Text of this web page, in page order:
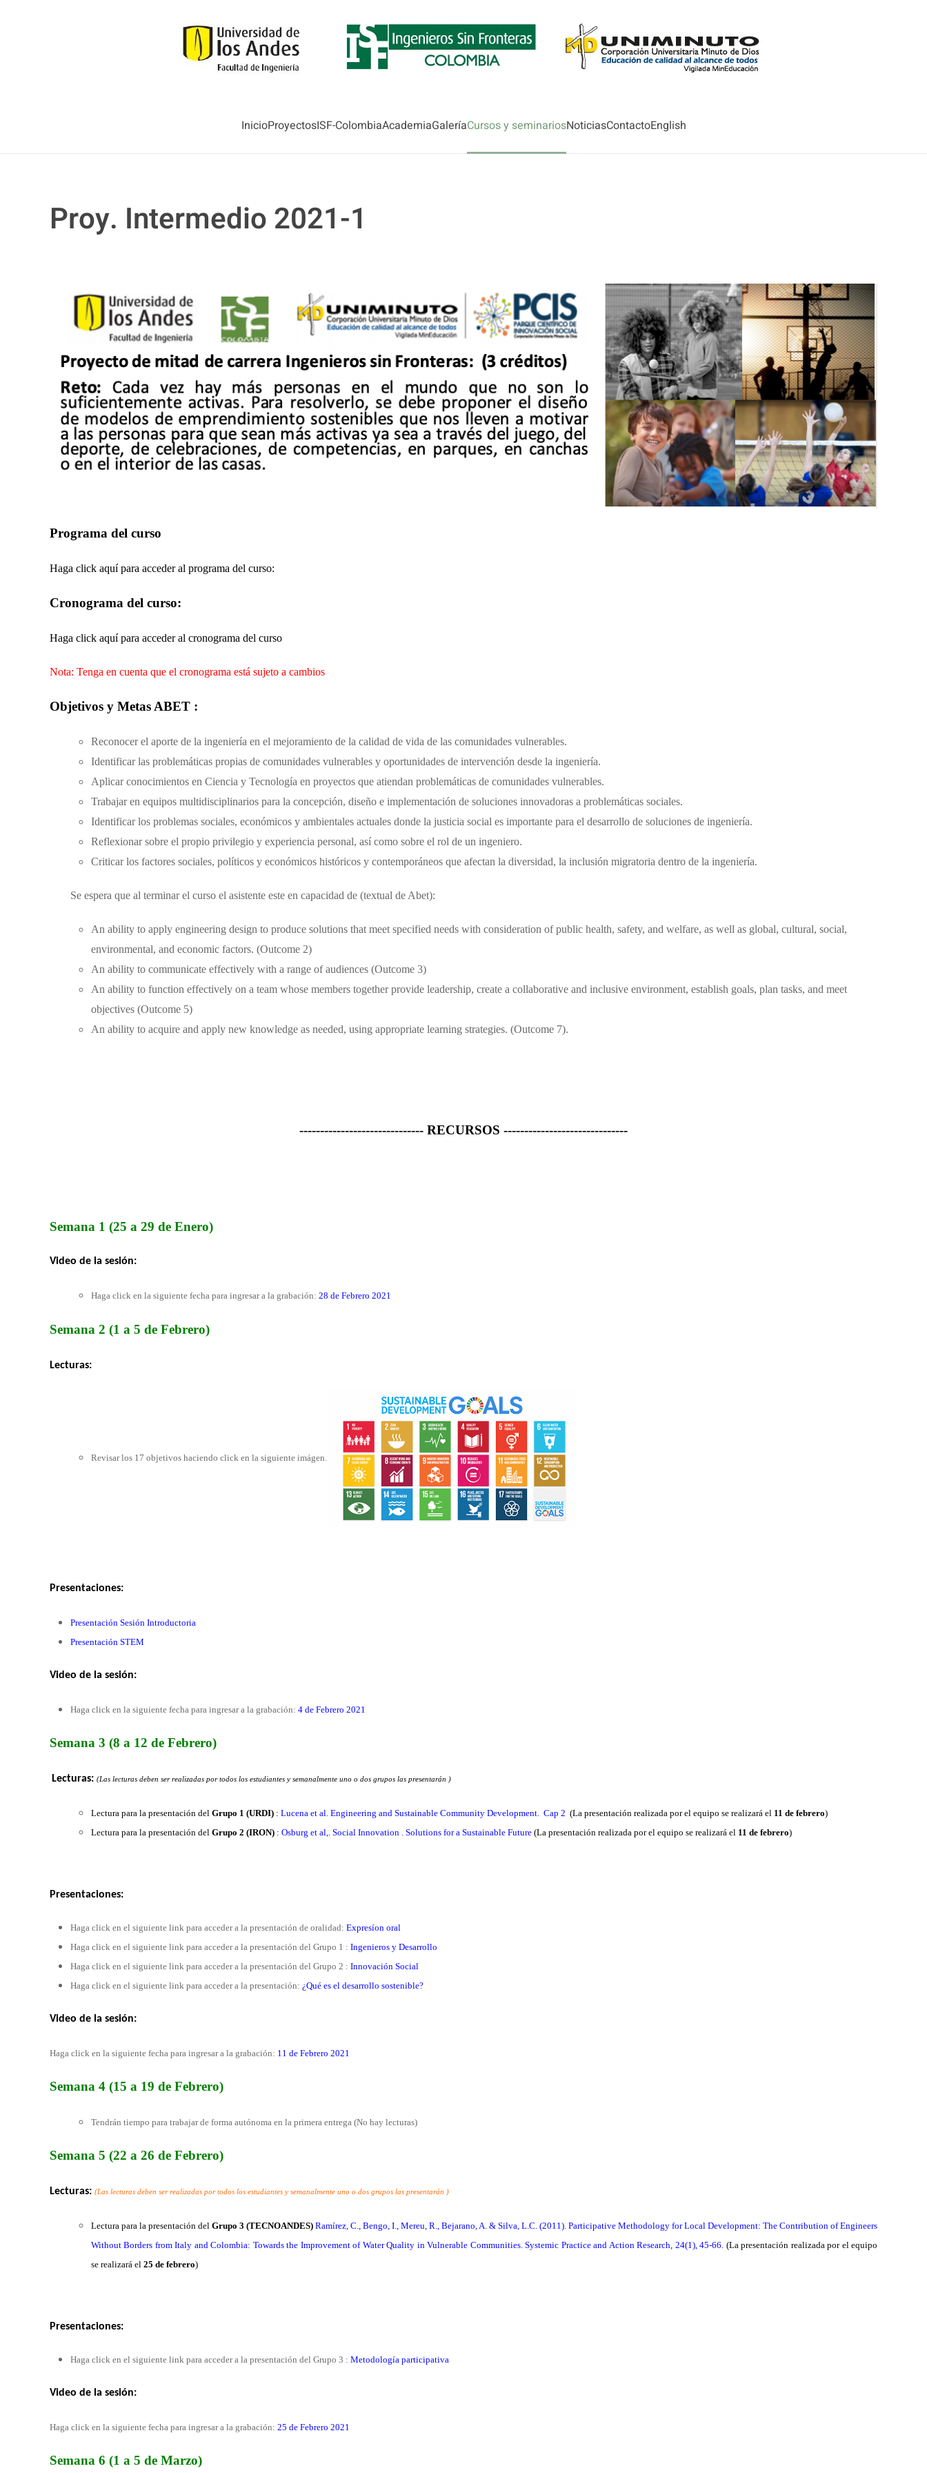
InicioProyectosISF-ColombiaAcademiaGaleríaCursos y seminariosNoticiasContactoEnglish
Proy. Intermedio 2021-1
Programa del curso
Haga click aquí para acceder al programa del curso:
Cronograma del curso:
Haga click aquí para acceder al cronograma del curso
Nota: Tenga en cuenta que el cronograma está sujeto a cambios
Objetivos y Metas ABET :
Reconocer el aporte de la ingeniería en el mejoramiento de la calidad de vida de las comunidades vulnerables.
Identificar las problemáticas propias de comunidades vulnerables y oportunidades de intervención desde la ingeniería.
Aplicar conocimientos en Ciencia y Tecnología en proyectos que atiendan problemáticas de comunidades vulnerables.
Trabajar en equipos multidisciplinarios para la concepción, diseño e implementación de soluciones innovadoras a problemáticas sociales.
Identificar los problemas sociales, económicos y ambientales actuales donde la justicia social es importante para el desarrollo de soluciones de ingeniería.
Reflexionar sobre el propio privilegio y experiencia personal, así como sobre el rol de un ingeniero.
Criticar los factores sociales, políticos y económicos históricos y contemporáneos que afectan la diversidad, la inclusión migratoria dentro de la ingeniería.
Se espera que al terminar el curso el asistente este en capacidad de (textual de Abet):
An ability to apply engineering design to produce solutions that meet specified needs with consideration of public health, safety, and welfare, as well as global, cultural, social,
environmental, and economic factors. (Outcome 2)
An ability to communicate effectively with a range of audiences (Outcome 3)
An ability to function effectively on a team whose members together provide leadership, create a collaborative and inclusive environment, establish goals, plan tasks, and meet
objectives (Outcome 5)
An ability to acquire and apply new knowledge as needed, using appropriate learning strategies. (Outcome 7).
------------------------------ RECURSOS ------------------------------
Semana 1 (25 a 29 de Enero)
Video de la sesión:
Haga click en la siguiente fecha para ingresar a la grabación: 28 de Febrero 2021
Semana 2 (1 a 5 de Febrero)
Lecturas:
Revisar los 17 objetivos haciendo click en la siguiente imágen.
Presentaciones:
Presentación Sesión Introductoria
Presentación STEM
Video de la sesión:
Haga click en la siguiente fecha para ingresar a la grabación: 4 de Febrero 2021
Semana 3 (8 a 12 de Febrero)
Lecturas: (Las lecturas deben ser realizadas por todos los estudiantes y semanalmente uno o dos grupos las presentarán )
Lectura para la presentación del Grupo 1 (URDI) : Lucena et al. Engineering and Sustainable Community Development. Cap 2 (La presentación realizada por el equipo se realizará el 11 de febrero)
Lectura para la presentación del Grupo 2 (IRON) : Osburg et al,. Social Innovation . Solutions for a Sustainable Future (La presentación realizada por el equipo se realizará el 11 de febrero)
Presentaciones:
Haga click en el siguiente link para acceder a la presentación de oralidad: Expresíon oral
Haga click en el siguiente link para acceder a la presentación del Grupo 1 : Ingenieros y Desarrollo
Haga click en el siguiente link para acceder a la presentación del Grupo 2 : Innovación Social
Haga click en el siguiente link para acceder a la presentación: ¿Qué es el desarrollo sostenible?
Video de la sesión:
Haga click en la siguiente fecha para ingresar a la grabación: 11 de Febrero 2021
Semana 4 (15 a 19 de Febrero)
Tendrán tiempo para trabajar de forma autónoma en la primera entrega (No hay lecturas)
Semana 5 (22 a 26 de Febrero)
Lecturas: (Las lecturas deben ser realizadas por todos los estudiantes y semanalmente uno o dos grupos las presentarán )
Lectura para la presentación del Grupo 3 (TECNOANDES) Ramírez, C., Bengo, I., Mereu, R., Bejarano, A. & Silva, L.C. (2011). Participative Methodology for Local Development: The Contribution of Engineers
Without Borders from Italy and Colombia: Towards the Improvement of Water Quality in Vulnerable Communities. Systemic Practice and Action Research, 24(1), 45-66. (La presentación realizada por el equipo
se realizará el 25 de febrero)
Presentaciones:
Haga click en el siguiente link para acceder a la presentación del Grupo 3 : Metodología participativa
Video de la sesión:
Haga click en la siguiente fecha para ingresar a la grabación: 25 de Febrero 2021
Semana 6 (1 a 5 de Marzo)